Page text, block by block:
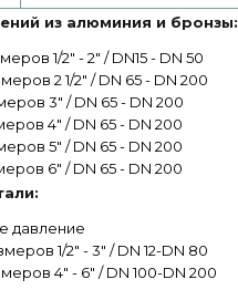
из алюминия и бронзы:
1/2" - 2" / DN15 - DN 50
2 1/2" / DN 65 - DN 200
3" / DN 65 - DN 200
4" / DN 65 - DN 200
5" / DN 65 - DN 200
6" / DN 65 - DN 200
давление
1/2" - 3" / DN 12-DN 80
4" - 6" / DN 100-DN 200